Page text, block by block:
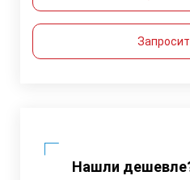
Нашли